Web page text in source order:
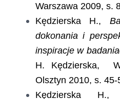
Warszawa 2009, s.
Kędzierska H.,
dokonania i
inspiracje w
H. Kędzierska,
Olsztyn 2010, s. 45-
Kędzierska